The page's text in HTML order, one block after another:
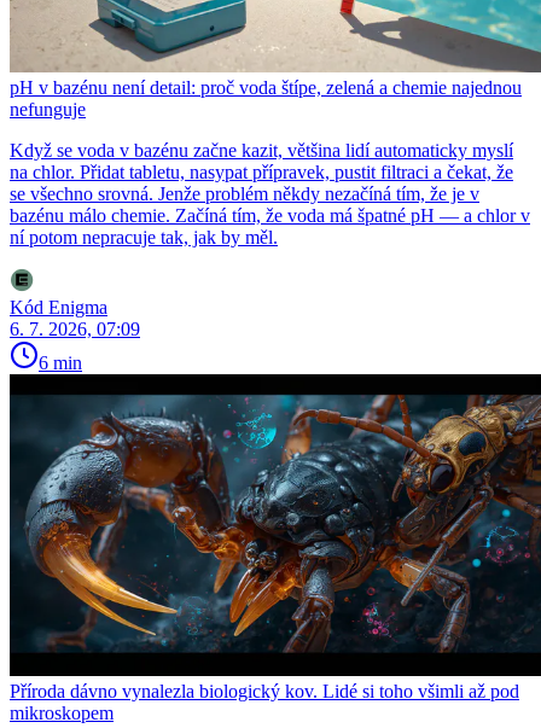
pH v bazénu není detail: proč voda štípe, zelená a chemie najednou
nefunguje
Když se voda v bazénu začne kazit, většina lidí automaticky myslí
na chlor. Přidat tabletu, nasypat přípravek, pustit filtraci a čekat, že
se všechno srovná. Jenže problém někdy nezačíná tím, že je v
bazénu málo chemie. Začíná tím, že voda má špatné pH — a chlor v
ní potom nepracuje tak, jak by měl.
Kód Enigma
6. 7. 2026, 07:09
6 min
Příroda dávno vynalezla biologický kov. Lidé si toho všimli až pod
mikroskopem